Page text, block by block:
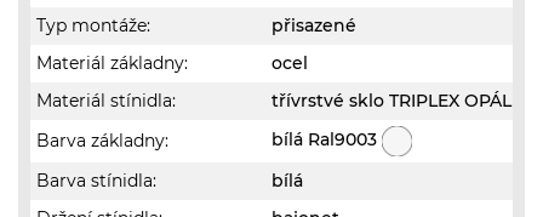
Typ montáže:
přisazené
Materiál základny:
ocel
Materiál stínidla:
třívrstvé sklo TRIPLEX OPÁL
Barva základny:
bílá Ral9003
Barva stínidla:
bílá